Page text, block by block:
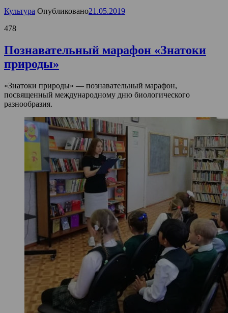
Культура Опубликовано21.05.2019
478
Познавательный марафон «Знатоки
природы»
«Знатоки природы» — познавательный марафон,
посвященный международному дню биологического
разнообразия.